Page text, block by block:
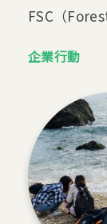
FSC（
企業行動